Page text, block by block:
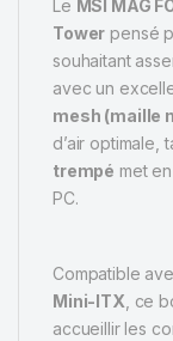
Le MSI MAG
Tower pensé
souhaitant
avec un
mesh (maille
d’air optimale,
trempé met
PC.
Compatible
Mini-ITX , ce
accueillir les